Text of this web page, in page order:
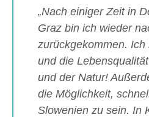
„Nach einiger Zeit in
Graz bin ich wieder
zurückgekommen. Ich
und die
und der Natur!
die Möglichkeit,
Slowenien zu sein. In